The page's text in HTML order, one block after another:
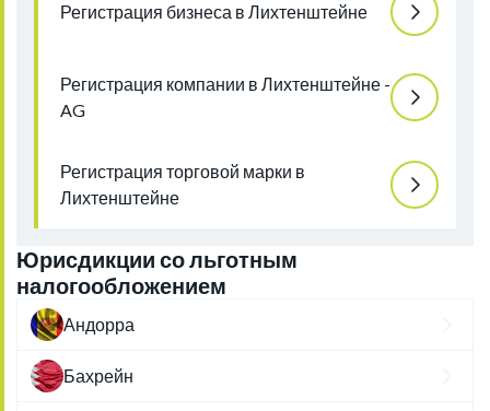
Регистрация бизнеса в Лихтенштейне
Регистрация компании в Лихтенштейне -
AG
Регистрация торговой марки в
Лихтенштейне
Юрисдикции со льготным
налогообложением
Андорра
Бахрейн